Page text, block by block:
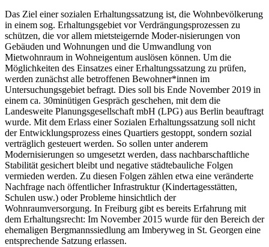
Das Ziel einer sozialen Erhaltungssatzung ist, die Wohnbevölkerung
in einem sog. Erhaltungsgebiet vor Verdrängungsprozessen zu
schützen, die vor allem mietsteigernde Moder-nisierungen von
Gebäuden und Wohnungen und die Umwandlung von
Mietwohnraum in Wohneigentum auslösen können. Um die
Möglichkeiten des Einsatzes einer Erhaltungssatzung zu prüfen,
werden zunächst alle betroffenen Bewohner*innen im
Untersuchungsgebiet befragt. Dies soll bis Ende November 2019 in
einem ca. 30minütigen Gespräch geschehen, mit dem die
Landesweite Planungsgesellschaft mbH (LPG) aus Berlin beauftragt
wurde. Mit dem Erlass einer Sozialen Erhaltungssatzung soll nicht
der Entwicklungsprozess eines Quartiers gestoppt, sondern sozial
verträglich gesteuert werden. So sollen unter anderem
Modernisierungen so umgesetzt werden, dass nachbarschaftliche
Stabilität gesichert bleibt und negative städtebauliche Folgen
vermieden werden. Zu diesen Folgen zählen etwa eine veränderte
Nachfrage nach öffentlicher Infrastruktur (Kindertagesstätten,
Schulen usw.) oder Probleme hinsichtlich der
Wohnraumversorgung. In Freiburg gibt es bereits Erfahrung mit
dem Erhaltungsrecht: Im November 2015 wurde für den Bereich der
ehemaligen Bergmannssiedlung am Imberyweg in St. Georgen eine
entsprechende Satzung erlassen.